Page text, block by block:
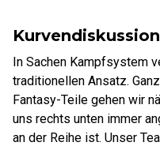
Kurvendiskussion
In Sachen Kampfsystem
traditionellen Ansatz.
Fantasy-Teile gehen wir
uns rechts unten immer
an der Reihe ist. Unser